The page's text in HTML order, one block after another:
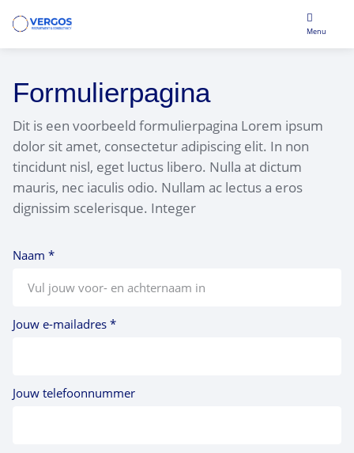
Menu
Vacatures
Recruitment
Business Support
Over ons
Formulierpagina
Dit is een voorbeeld formulierpagina Lorem ipsum
dolor sit amet, consectetur adipiscing elit. In non
tincidunt nisl, eget luctus libero. Nulla at dictum
mauris, nec iaculis odio. Nullam ac lectus a eros
dignissim scelerisque. Integer
Naam *
Jouw e-mailadres *
Jouw telefoonnummer